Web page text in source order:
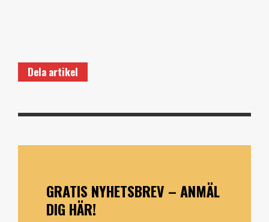
Dela artikel
GRATIS NYHETSBREV – ANMÄL
DIG HÄR!